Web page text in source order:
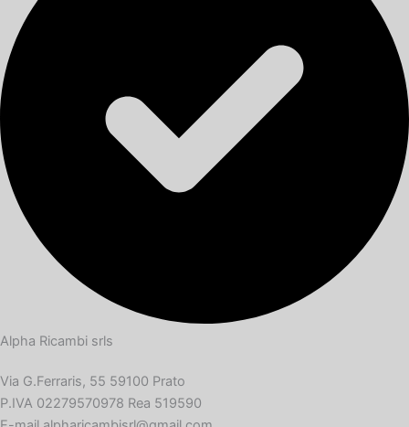
Alpha Ricambi srls
Via G.Ferraris, 55 59100 Prato
P.IVA 02279570978 Rea 519590